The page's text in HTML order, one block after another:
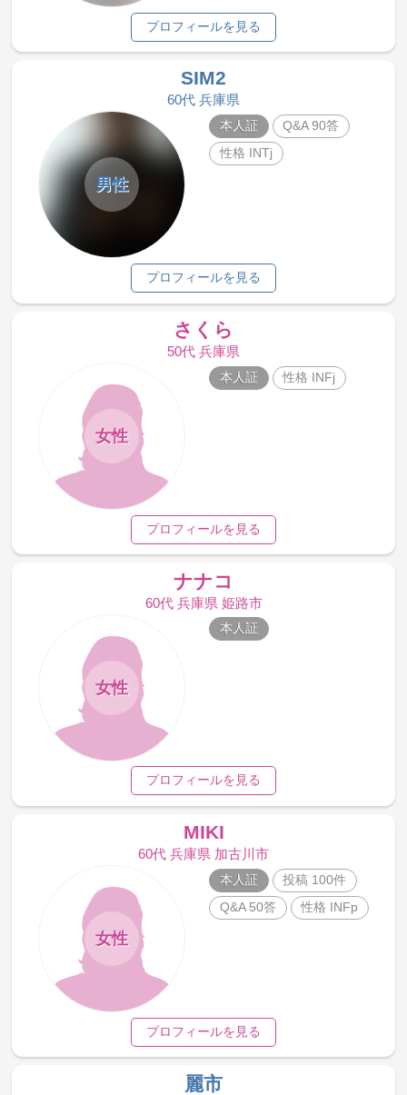
プロフィールを見る
SIM2
60代 兵庫県
男性
本人証
Q&A 90答
性格 INTj
プロフィールを見る
さくら
50代 兵庫県
女性
本人証 性格 INFj
プロフィールを見る
ナナコ
60代 兵庫県 姫路市
女性
本人証
プロフィールを見る
MIKI
60代 兵庫県 加古川市
女性
本人証
投稿 100件
Q&A 50答
性格 INFp
プロフィールを見る
麗市